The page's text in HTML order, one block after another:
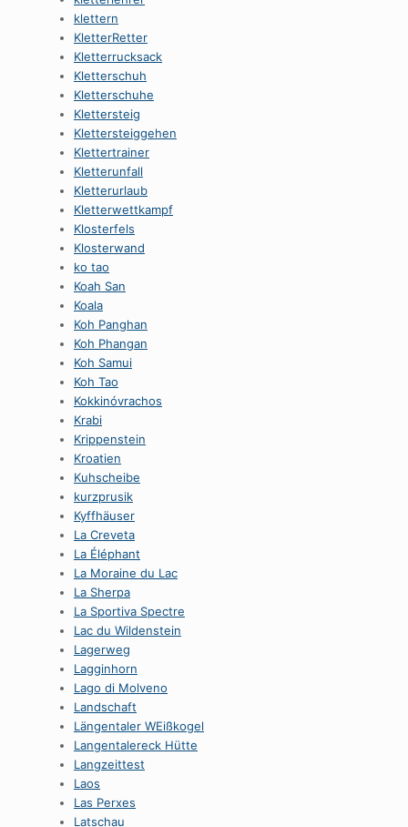
klettern
KletterRetter
Kletterrucksack
Kletterschuh
Kletterschuhe
Klettersteig
Klettersteiggehen
Klettertrainer
Kletterunfall
Kletterurlaub
Kletterwettkampf
Klosterfels
Klosterwand
ko tao
Koah San
Koala
Koh Panghan
Koh Phangan
Koh Samui
Koh Tao
Kokkinóvrachos
Krabi
Krippenstein
Kroatien
Kuhscheibe
kurzprusik
Kyffhäuser
La Creveta
La Éléphant
La Moraine du Lac
La Sherpa
La Sportiva Spectre
Lac du Wildenstein
Lagerweg
Lagginhorn
Lago di Molveno
Landschaft
Längentaler WEißkogel
Langentalereck Hütte
Langzeittest
Laos
Las Perxes
Latschau